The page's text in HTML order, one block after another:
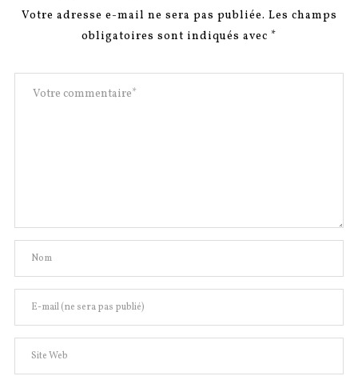
Votre adresse e-mail ne sera pas publiée. Les champs
obligatoires sont indiqués avec *